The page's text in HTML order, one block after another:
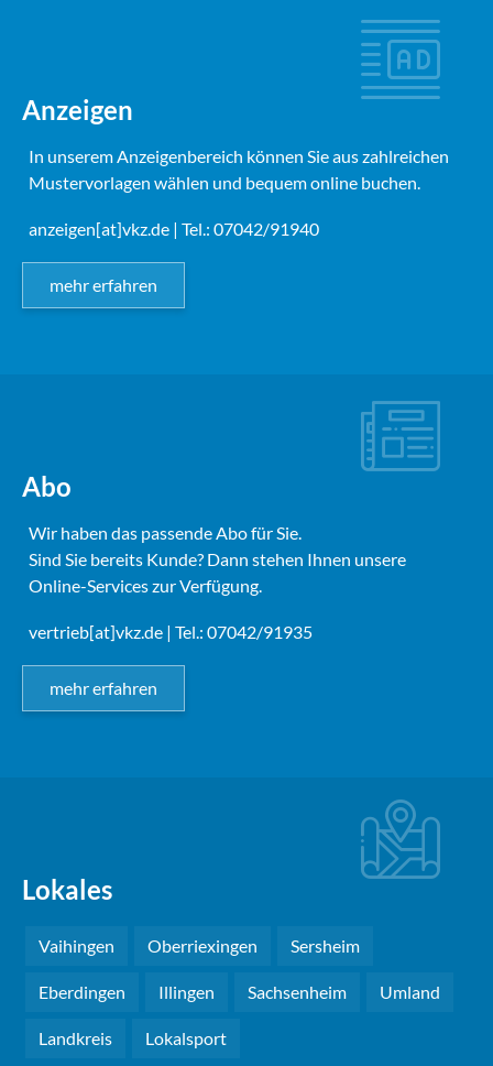
Anzeigen
In unserem Anzeigenbereich können Sie aus zahlreichen
Mustervorlagen wählen und bequem online buchen.
anzeigen[at]vkz.de | Tel.: 07042/91940
mehr erfahren
Abo
Wir haben das passende Abo für Sie.
Sind Sie bereits Kunde? Dann stehen Ihnen unsere
Online-Services zur Verfügung.
vertrieb[at]vkz.de | Tel.: 07042/91935
mehr erfahren
Lokales
Vaihingen Oberriexingen Sersheim
Eberdingen Illingen Sachsenheim Umland
Landkreis Lokalsport